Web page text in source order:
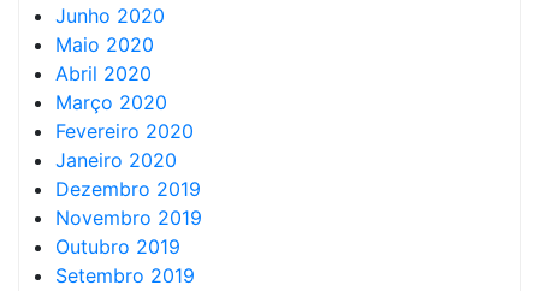
Junho 2020
Maio 2020
Abril 2020
Março 2020
Fevereiro 2020
Janeiro 2020
Dezembro 2019
Novembro 2019
Outubro 2019
Setembro 2019